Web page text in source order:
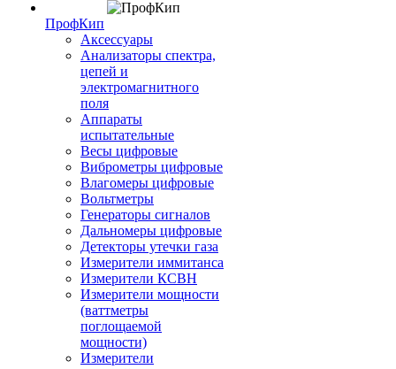
ПрофКип
Аксессуары
Анализаторы спектра,
цепей и
электромагнитного
поля
Аппараты
испытательные
Весы цифровые
Виброметры цифровые
Влагомеры цифровые
Вольтметры
Генераторы сигналов
Дальномеры цифровые
Детекторы утечки газа
Измерители иммитанса
Измерители КСВН
Измерители мощности
(ваттметры
поглощаемой
мощности)
Измерители